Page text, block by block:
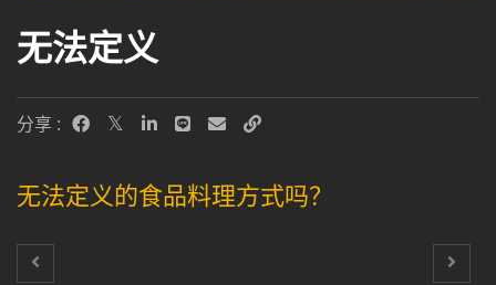
无法定义
分享 :
无法定义的食品料理方式吗？